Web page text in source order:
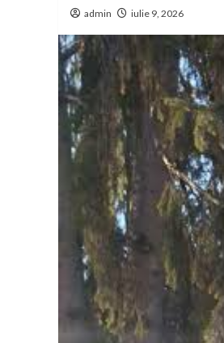
admin iulie 9, 2026